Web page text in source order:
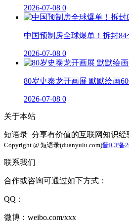
2026-07-08 0
中国预制房全球爆单！拆封
2026-07-08 0
80岁史泰龙开画展 默默绘画
2026-07-08 0
关于本站
短语录_分享有价值的互联网知识经
Copyright @ 短语录(duanyulu.com)晋ICP备
联系我们
合作或咨询可通过如下方式：
QQ：
微博：weibo.com/xxx